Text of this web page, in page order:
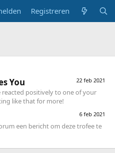
Registreren
22 feb 2021
You
positively to one of your
like that for more!
6 feb 2021
een bericht om deze trofee te